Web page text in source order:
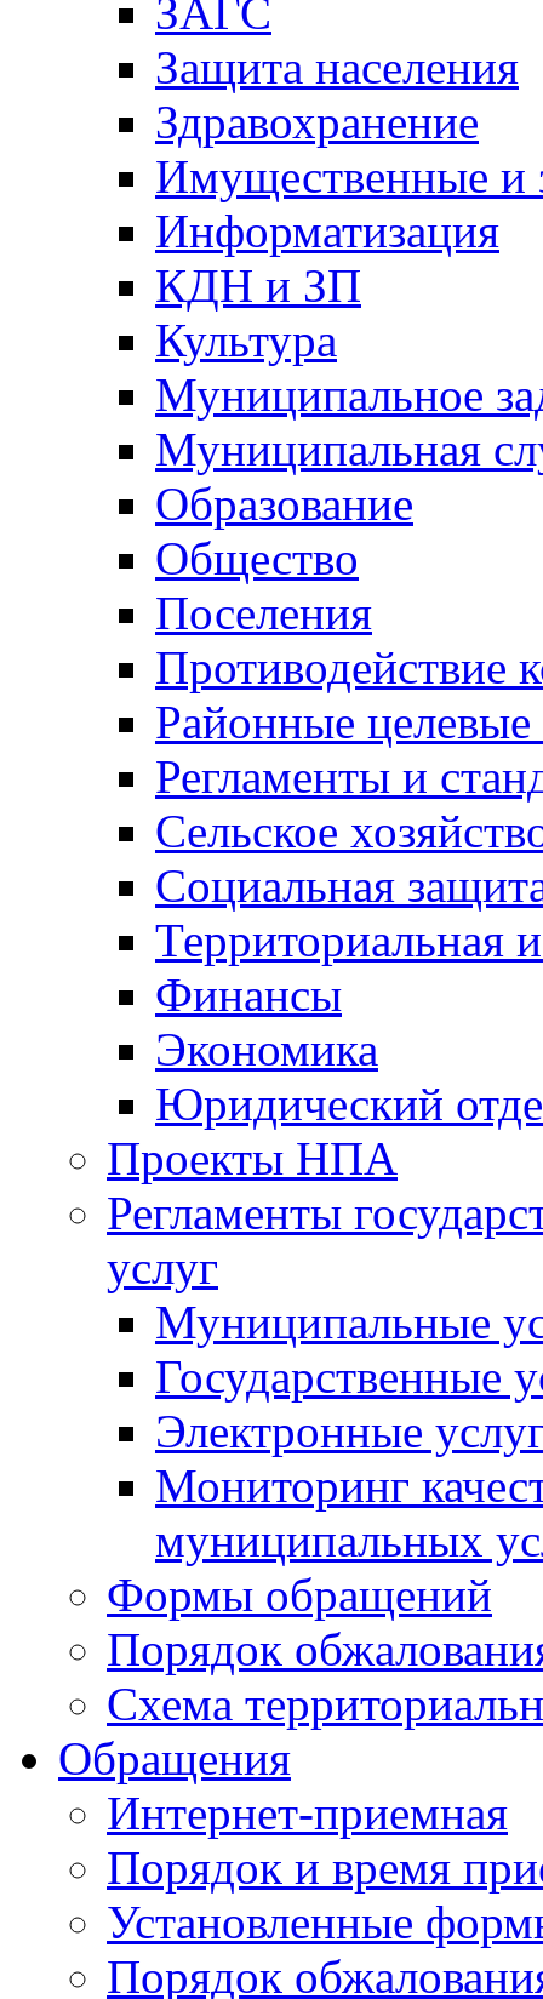
ЗАГС
Защита населения
Здравохранение
Имущественные и
Информатизация
КДН и ЗП
Культура
Муниципальное
Муниципальная
Образование
Общество
Поселения
Противодействие
Районные
Регламенты и
Сельское
Социальная
Территориальная
Финансы
Экономика
Юридический
Проекты НПА
Регламенты
услуг
Муниципальные
Государственные
Электронные
Мониторинг
муниципальных
Формы обращений
Порядок
Схема
Обращения
Интернет-приемная
Порядок и время
Установленные
Порядок